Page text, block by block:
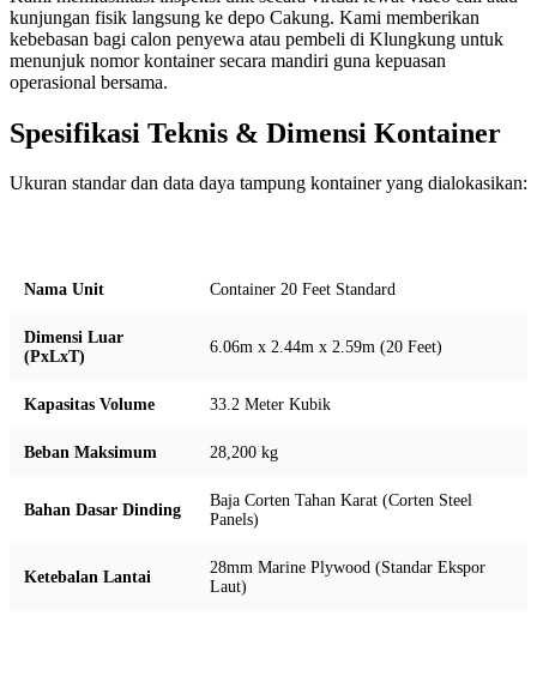
kunjungan fisik langsung ke depo Cakung. Kami memberikan
kebebasan bagi calon penyewa atau pembeli di Klungkung untuk
menunjuk nomor kontainer secara mandiri guna kepuasan
operasional bersama.
Spesifikasi Teknis & Dimensi Kontainer
Ukuran standar dan data daya tampung kontainer yang dialokasikan:
Nama Unit Container 20 Feet Standard
Dimensi Luar
(PxLxT)
6.06m x 2.44m x 2.59m (20 Feet)
Kapasitas Volume 33.2 Meter Kubik
Beban Maksimum 28,200 kg
Bahan Dasar Dinding
Baja Corten Tahan Karat (Corten Steel
Panels)
Ketebalan Lantai
28mm Marine Plywood (Standar Ekspor
Laut)